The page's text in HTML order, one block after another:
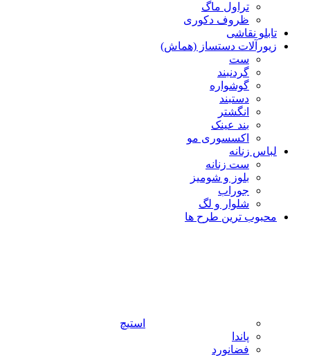
تراول ماگ
ظروف دکوری
تابلو نقاشی
زیورآلات دستساز (هماش)
ست
گردنبند
گوشواره
دستبند
انگشتر
بند عینک
اکسسوری مو
لباس زنانه
ست زنانه
بلوز و شومیز
جوراب
شلوار و لگ
محبوب ترین طرح ها
استیچ
پاندا
فضانورد